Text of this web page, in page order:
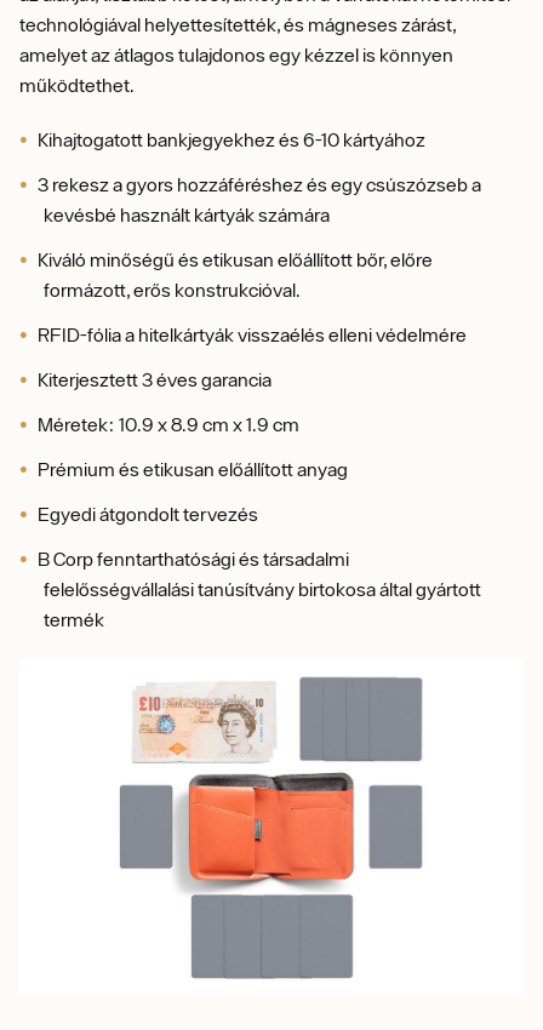
technológiával helyettesítették, és mágneses zárást,
amelyet az átlagos tulajdonos egy kézzel is könnyen
működtethet.
Kihajtogatott bankjegyekhez és 6-10 kártyához
3 rekesz a gyors hozzáféréshez és egy csúszózseb a
kevésbé használt kártyák számára
Kiváló minőségű és etikusan előállított bőr, előre
formázott, erős konstrukcióval.
RFID-fólia a hitelkártyák visszaélés elleni védelmére
Kiterjesztett 3 éves garancia
Méretek: 10.9 x 8.9 cm x 1.9 cm
Prémium és etikusan előállított anyag
Egyedi átgondolt tervezés
B Corp fenntarthatósági és társadalmi
felelősségvállalási tanúsítvány birtokosa által gyártott
termék